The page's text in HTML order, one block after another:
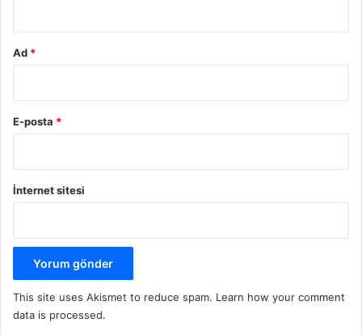
Ad *
E-posta *
İnternet sitesi
This site uses Akismet to reduce spam. Learn how your comment
data is processed.